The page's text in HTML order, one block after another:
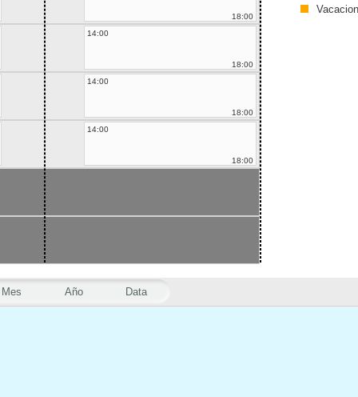
Mes Año Data
18:00
14:00
18:00
14:00
18:00
14:00
18:00